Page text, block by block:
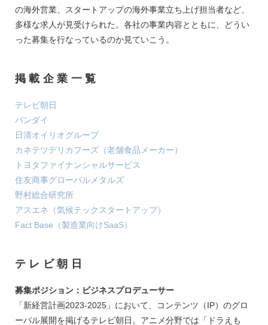
の海外営業、スタートアップの海外事業立ち上げ担当者など、
多様な求人が見受けられた。各社の事業内容とともに、どうい
った募集を行なっているのか見ていこう。
掲載企業一覧
テレビ朝日
バンダイ
日清オイリオグループ
カネテツデリカフーズ（老舗食品メーカー）
トヨタファイナンシャルサービス
住友商事グローバルメタルズ
野村総合研究所
アスエネ（気候テックスタートアップ）
Fact Base（製造業向けSaaS）
テレビ朝日
募集ポジション：ビジネスプロデューサー
「新経営計画2023-2025」において、コンテンツ（IP）のグロ
ーバル展開を掲げるテレビ朝日。アニメ分野では「ドラえも